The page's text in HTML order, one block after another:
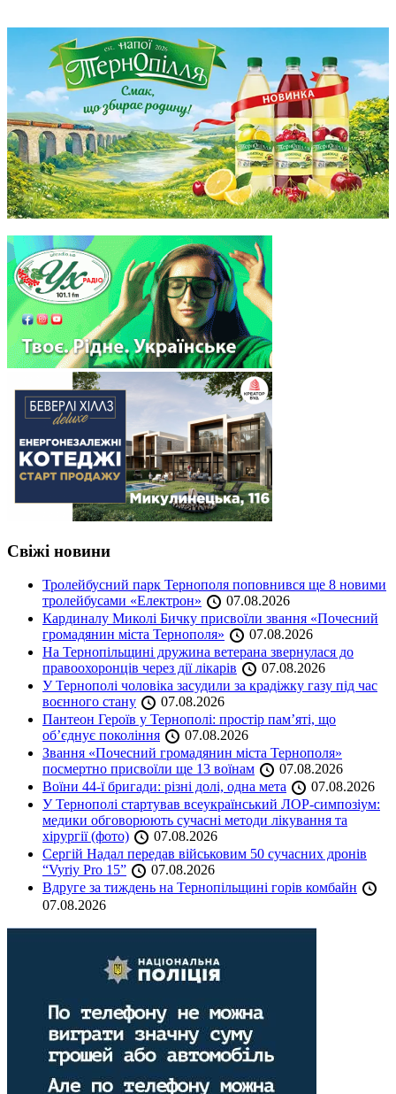
Свіжі новини
Тролейбусний парк Тернополя поповнився ще 8 новими
тролейбусами «Електрон»
07.08.2026
Кардиналу Миколі Бичку присвоїли звання «Почесний
громадянин міста Тернополя»
07.08.2026
На Тернопільщині дружина ветерана звернулася до
правоохоронців через дії лікарів
07.08.2026
У Тернополі чоловіка засудили за крадіжку газу під час
воєнного стану
07.08.2026
Пантеон Героїв у Тернополі: простір пам’яті, що
об’єднує покоління
07.08.2026
Звання «Почесний громадянин міста Тернополя»
посмертно присвоїли ще 13 воїнам
07.08.2026
Воїни 44-ї бригади: різні долі, одна мета
07.08.2026
У Тернополі стартував всеукраїнський ЛОР-симпозіум:
медики обговорюють сучасні методи лікування та
хірургії (фото)
07.08.2026
Сергій Надал передав військовим 50 сучасних дронів
“Vyriy Pro 15”
07.08.2026
Вдруге за тиждень на Тернопільщині горів комбайн
07.08.2026